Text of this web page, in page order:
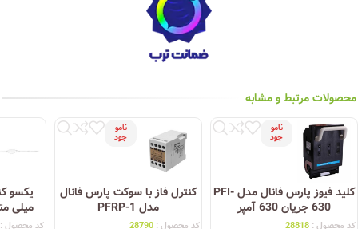
محصولات مرتبط و مشابه
نامو
جود
کلید فیوز پارس فانال مدل PFI-
630 جریان 630 آمپر
کد محصول : 28818
نامو
جود
کنترل فاز با سوکت پارس فانال
مدل PFRP-1
کد محصول : 28790
میلی
کد محصول